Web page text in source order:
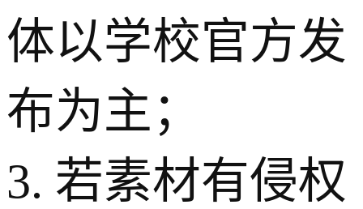
体以学校官方发
布为主；
3. 若素材有侵权